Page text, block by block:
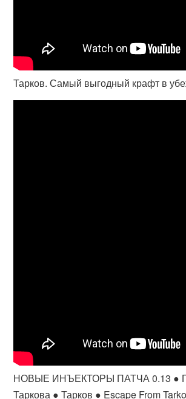
Тарков. Самый выгодный крафт в
НОВЫЕ ИНЪЕКТОРЫ ПАТЧА 0.13 ●
Таркова ● Тарков ● Escape From